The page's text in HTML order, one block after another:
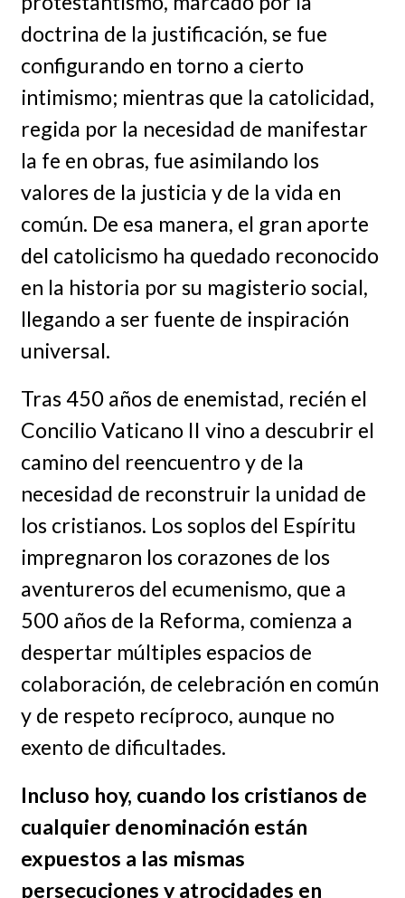
doctrina de la justificación, se fue
configurando en torno a cierto
intimismo; mientras que la catolicidad,
regida por la necesidad de manifestar
la fe en obras, fue asimilando los
valores de la justicia y de la vida en
común. De esa manera, el gran aporte
del catolicismo ha quedado reconocido
en la historia por su magisterio social,
llegando a ser fuente de inspiración
universal.
Tras 450 años de enemistad, recién el
Concilio Vaticano II vino a descubrir el
camino del reencuentro y de la
necesidad de reconstruir la unidad de
los cristianos. Los soplos del Espíritu
impregnaron los corazones de los
aventureros del ecumenismo, que a
500 años de la Reforma, comienza a
despertar múltiples espacios de
colaboración, de celebración en común
y de respeto recíproco, aunque no
exento de dificultades.
Incluso hoy, cuando los cristianos de
cualquier denominación están
expuestos a las mismas
persecuciones y atrocidades en